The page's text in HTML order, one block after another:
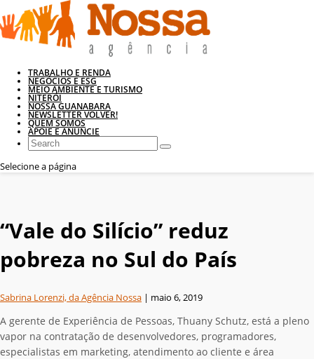
TRABALHO E RENDA
NEGÓCIOS E ESG
MEIO AMBIENTE E TURISMO
NITERÓI
NOSSA GUANABARA
NEWSLETTER VOLVER!
QUEM SOMOS
APOIE E ANUNCIE
Selecione a página
“Vale do Silício” reduz
pobreza no Sul do País
Sabrina Lorenzi, da Agência Nossa | maio 6, 2019
A gerente de Experiência de Pessoas, Thuany Schutz, está a pleno
vapor na contratação de desenvolvedores, programadores,
especialistas em marketing, atendimento ao cliente e área